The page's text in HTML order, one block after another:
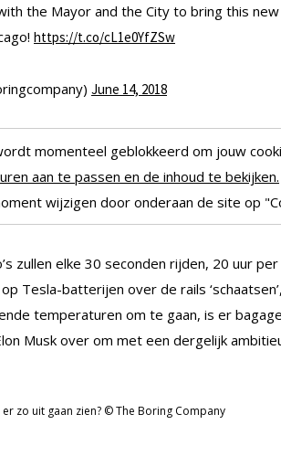
the Mayor and the City to bring this
https://t.co/cL1e0YfZSw
June 14, 2018
momenteel geblokkeerd om jouw
aan te passen en de inhoud te bekijken.
wijzigen door onderaan de site op
zullen elke 30 seconden rijden, 20 uur
op Tesla-batterijen over de rails
temperaturen om te gaan, is er
Musk over om met een dergelijk
zo uit gaan zien? © The Boring Company